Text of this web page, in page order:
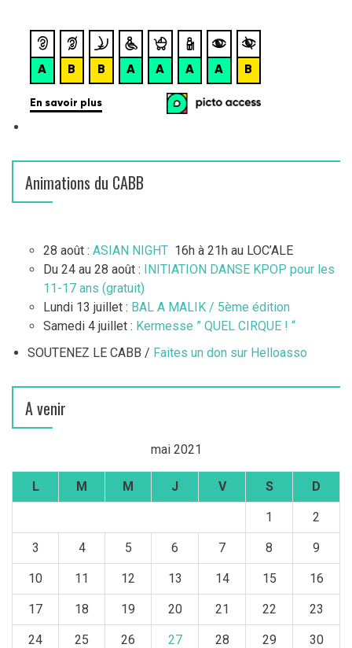
Animations du CABB
28 août : ASIAN NIGHT 16h à 21h au LOC’ALE
Du 24 au 28 août : INITIATION DANSE KPOP pour les
11-17 ans (gratuit)
Lundi 13 juillet : BAL A MALIK / 5ème édition
Samedi 4 juillet : Kermesse ” QUEL CIRQUE ! “
SOUTENEZ LE CABB / Faites un don sur Helloasso
A venir
mai 2021
L M M J V S D
1 2
3 4 5 6 7 8 9
10 11 12 13 14 15 16
17 18 19 20 21 22 23
24 25 26 27 28 29 30